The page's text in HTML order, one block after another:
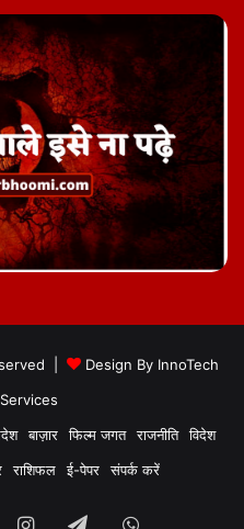
| Design By InnoTech
बाज़ार फिल्म जगत राजनीति
विदेश
राशिफल ई-पेपर संपर्क करें
Instagram
TelegramWhatsApp